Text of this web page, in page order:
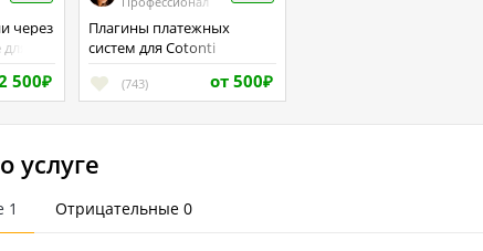
500₽
Плагины платежных
систем для Cotonti
(743) от 500₽
услуге
1 Отрицательные 0